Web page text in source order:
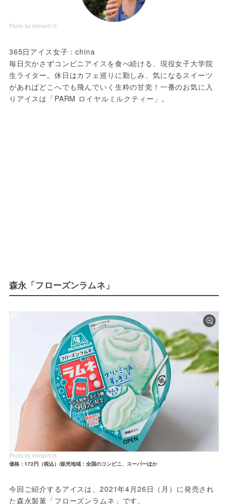
Photo by china0515
365日アイス女子：china
毎日欠かさずコンビニアイスを食べ続ける、現役女子大学院
生ライター。休日はカフェ巡りに勤しみ、気になるスイーツ
があればどこへでも飛んでいく生粋の甘党！一番のお気に入
りアイスは「PARM ロイヤルミルクティー」。
森永「フローズンラムネ」
Photo by china0515
価格：172円（税込）/販売地域：全国のコンビニ、スーパーほか
今回ご紹介するアイスは、2021年4月26日（月）に発売され
た森永製菓「フローズンラムネ」です。